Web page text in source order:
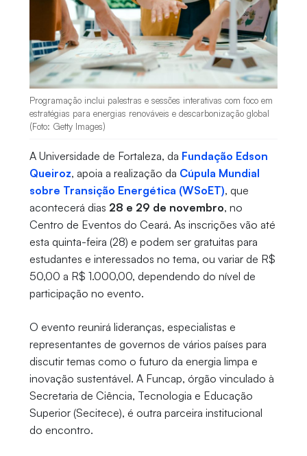
Programação inclui palestras e sessões interativas com foco em
estratégias para energias renováveis e descarbonização global
(Foto: Getty Images)
A Universidade de Fortaleza, da Fundação Edson
Queiroz, apoia a realização da Cúpula Mundial
sobre Transição Energética (WSoET), que
acontecerá dias 28 e 29 de novembro, no
Centro de Eventos do Ceará. As inscrições vão até
esta quinta-feira (28) e podem ser gratuitas para
estudantes e interessados no tema, ou variar de R$
50,00 a R$ 1.000,00, dependendo do nível de
participação no evento.
O evento reunirá lideranças, especialistas e
representantes de governos de vários países para
discutir temas como o futuro da energia limpa e
inovação sustentável. A Funcap, órgão vinculado à
Secretaria de Ciência, Tecnologia e Educação
Superior (Secitece), é outra parceira institucional
do encontro.